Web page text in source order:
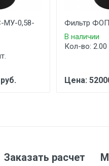
МУ-0,58-
Фильтр
В наличии
Кол-во: 2.00
Цена:
Заказать расчет